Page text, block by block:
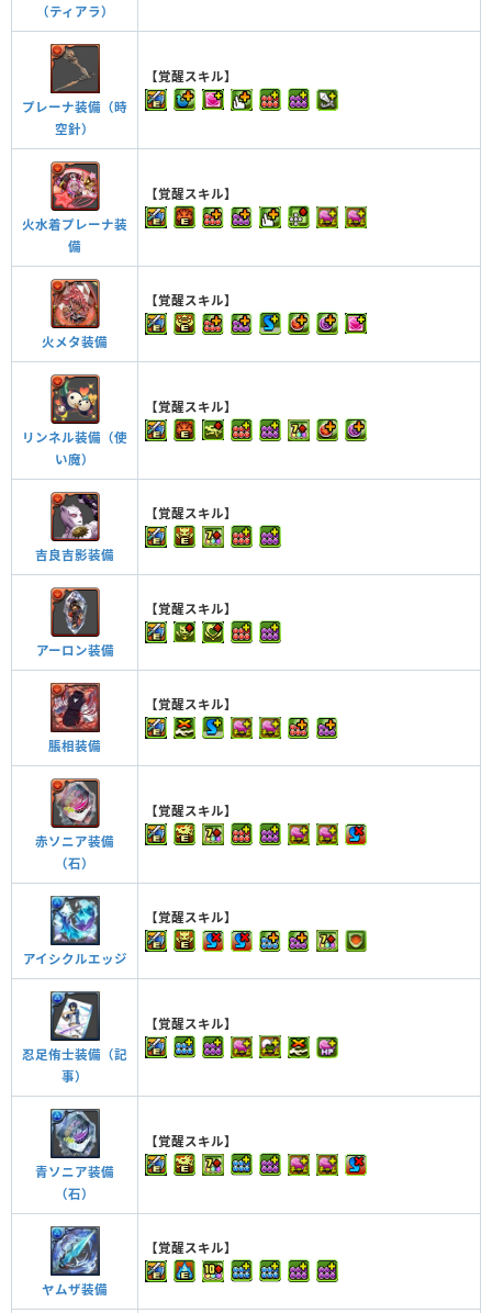
（ティアラ）
プレーナ装備（時
空針）
【覚醒スキル】
火水着プレーナ装
備
【覚醒スキル】
火メタ装備
【覚醒スキル】
リンネル装備（使
い魔）
【覚醒スキル】
吉良吉影装備
【覚醒スキル】
アーロン装備
【覚醒スキル】
脹相装備
【覚醒スキル】
赤ソニア装備
（石）
【覚醒スキル】
アイシクルエッジ
【覚醒スキル】
忍足侑士装備（記
事）
【覚醒スキル】
青ソニア装備
（石）
【覚醒スキル】
ヤムザ装備
【覚醒スキル】